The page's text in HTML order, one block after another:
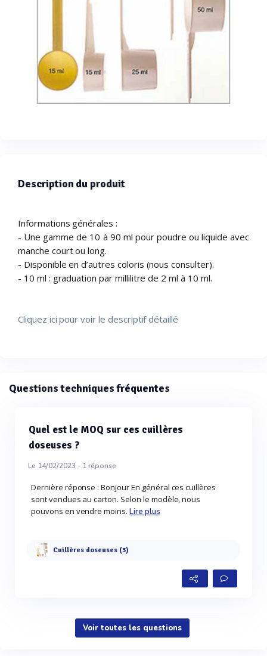
Description du produit
Informations générales :
- Une gamme de 10 à 90 ml pour poudre ou liquide avec
manche court ou long.
- Disponible en d’autres coloris (nous consulter).
- 10 ml : graduation par millilitre de 2 ml à 10 ml.
Cliquez ici pour voir le descriptif détaillé
Questions techniques fréquentes
Quel est le MOQ sur ces cuillères
doseuses ?
Le 14/02/2023 - 1réponse
Dernière réponse : Bonjour En général ces cuillères
sont vendues au carton. Selon le modèle, nous
pouvons en vendre moins.Lire plus
Cuillères doseuses (3)
Voir toutes les questions